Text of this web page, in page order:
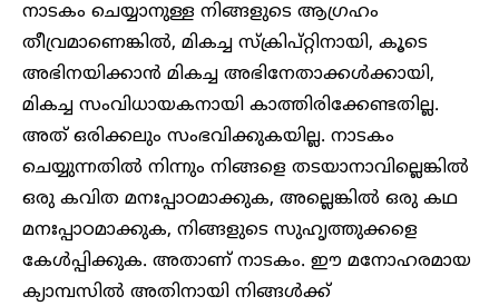
നാടകം ചെയ്യാനുള്ള നിങ്ങളുടെ ആഗ്രഹം
തീവ്രമാണെങ്കിൽ, മികച്ച സ്ക്രിപ്റ്റിനായി, കൂടെ
അഭിനയിക്കാൻ മികച്ച അഭിനേതാക്കൾക്കായി,
മികച്ച സംവിധായകനായി കാത്തിരിക്കേണ്ടതില്ല.
അത് ഒരിക്കലും സംഭവിക്കുകയില്ല. നാടകം
ചെയ്യുന്നതിൽ നിന്നും നിങ്ങളെ തടയാനാവില്ലെങ്കിൽ
ഒരു കവിത മനഃപ്പാഠമാക്കുക, അല്ലെങ്കിൽ ഒരു കഥ
മനഃപ്പാഠമാക്കുക, നിങ്ങളുടെ സുഹൃത്തുക്കളെ
കേൾപ്പിക്കുക. അതാണ് നാടകം. ഈ മനോഹരമായ
ക്യാമ്പസിൽ അതിനായി നിങ്ങൾക്ക്